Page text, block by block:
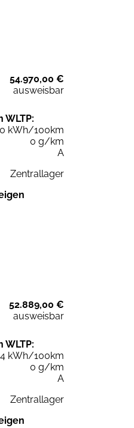
54.970,00 €
ausweisbar
WLTP:
kWh/100km
0 g/km
A
Zentrallager
52.889,00 €
ausweisbar
WLTP:
kWh/100km
0 g/km
A
Zentrallager